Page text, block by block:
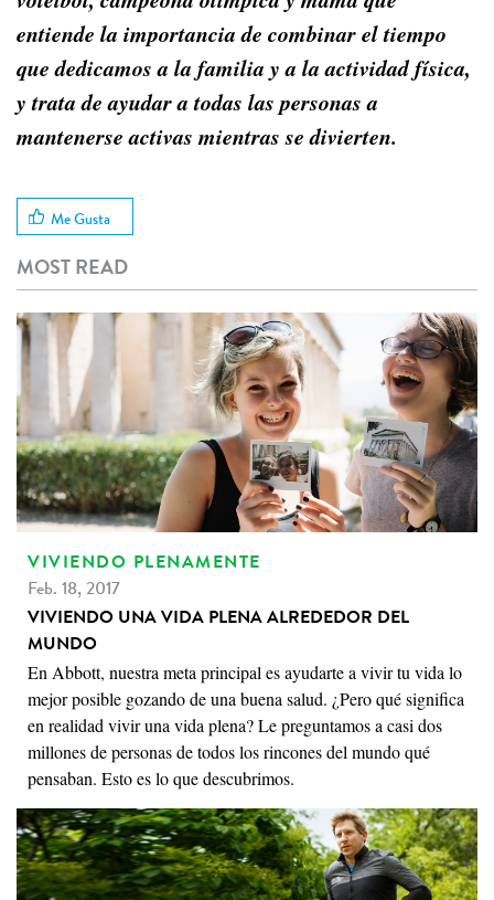
entiende la importancia de combinar el tiempo
que dedicamos a la familia y a la actividad física,
y trata de ayudar a todas las personas a
mantenerse activas mientras se divierten.
Me Gusta
MOST READ
VIVIENDO PLENAMENTE
Feb. 18, 2017
VIVIENDO UNA VIDA PLENA ALREDEDOR DEL
MUNDO
En Abbott, nuestra meta principal es ayudarte a vivir tu vida lo
mejor posible gozando de una buena salud. ¿Pero qué significa
en realidad vivir una vida plena? Le preguntamos a casi dos
millones de personas de todos los rincones del mundo qué
pensaban. Esto es lo que descubrimos.